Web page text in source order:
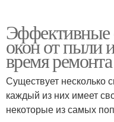
окон от пыли
время ремонта
Существует несколько
каждый из них имеет
некоторые из самых